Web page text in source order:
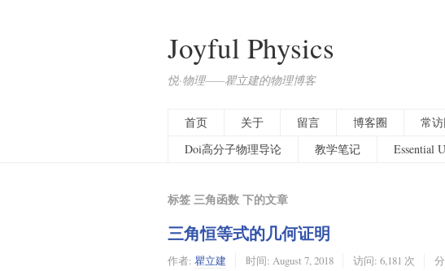
Joyful Physics
悦·物理——瞿立建的物理博客
首页 关于 留言 博客圈 常
Doi高分子物理导论
教学笔记 Essential
标签 三角函数 下的文章
三角恒等式的几何证明
作者: 瞿立建 时间: August 7, 2018 访问: 6,181 次